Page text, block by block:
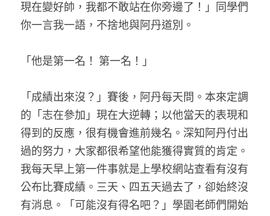
現在變好帥，我都不敢站在你旁邊了！」同學們
你一言我一語，不捨地與阿丹道別。
「他是第一名！ 第一名！」
「成績出來沒？」賽後，阿丹每天問。本來定調
的「志在參加」現在大逆轉；以他當天的表現和
得到的反應，很有機會進前幾名。深知阿丹付出
過的努力，大家都很希望他能獲得實質的肯定。
我每天早上第一件事就是上學校網站查看有沒有
公布比賽成績。三天、四五天過去了，卻始終沒
有消息。「可能沒有得名吧？」學園老師們開始